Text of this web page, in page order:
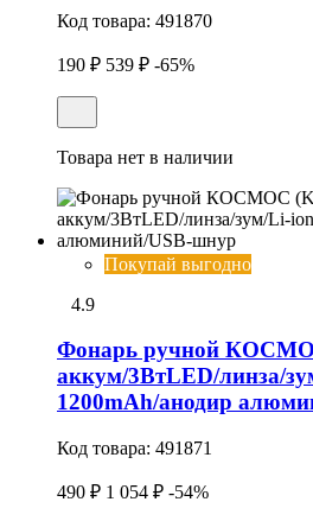
Код товара: 491870
190 ₽ 539 ₽ -65%
Товара нет в наличии
Покупай выгодно
4.9
Фонарь ручной
аккум/3ВтLED/линза/
1200mAh/анодир
Код товара: 491871
490 ₽ 1 054 ₽ -54%